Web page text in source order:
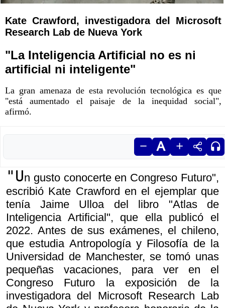
Kate Crawford, investigadora del Microsoft
Research Lab de Nueva York
"La Inteligencia Artificial no es ni
artificial ni inteligente"
La gran amenaza de esta revolución tecnológica es que
"está aumentado el paisaje de la inequidad social",
afirmó.
"Un gusto conocerte en Congreso Futuro",
escribió Kate Crawford en el ejemplar que
tenía Jaime Ulloa del libro "Atlas de
Inteligencia Artificial", que ella publicó el
2022. Antes de sus exámenes, el chileno,
que estudia Antropología y Filosofía de la
Universidad de Manchester, se tomó unas
pequeñas vacaciones, para ver en el
Congreso Futuro la exposición de la
investigadora del Microsoft Research Lab